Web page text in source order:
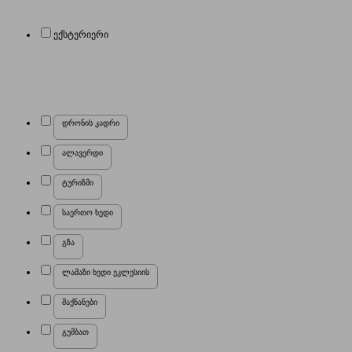
ექსტერიერი
დრონის კადრი
ალავერდი
ტურიზმი
საერთო ხედი
გზა
ლამაზი ხედი ეკლესიის
მაქნანები
გუმბათ